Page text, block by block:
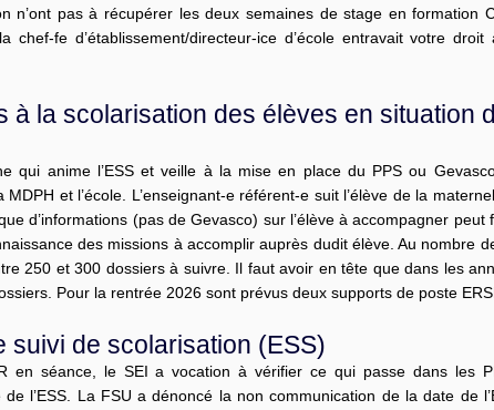
n’ont pas à récupérer les deux semaines de stage en formation
fe d’établissement/directeur-ice d’école entravait votre droit
à la scolarisation des élèves en situation
qui anime l’ESS et veille à la mise en place du PPS ou
MDPH et l’école. L’enseignant-e référent-e suit l’élève de la
d’informations (pas de Gevasco) sur l’élève à accompagner peut
des missions à accomplir auprès dudit élève. Au nombre
250 et 300 dossiers à suivre. Il faut avoir en tête que dans les
Pour la rentrée 2026 sont prévus deux supports de poste
suivi de scolarisation (ESS)
en séance, le SEI a vocation à vérifier ce qui passe dans les
l’ESS. La FSU a dénoncé la non communication de la date de